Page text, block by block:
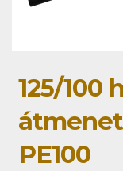
125/100
PE100